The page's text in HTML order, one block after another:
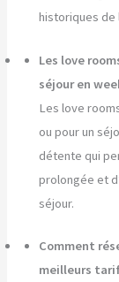
historiques de
Les love
séjour en
Les love
ou pour un
détente qui
prolongée et
séjour.
Comment
meilleurs